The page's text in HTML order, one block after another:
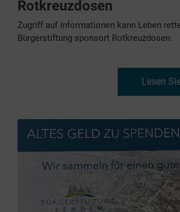
Rotkreuzdosen
Zugriff auf Informationen kann Leben
Bürgerstiftung sponsort Rotkreuzdosen.
Lesen